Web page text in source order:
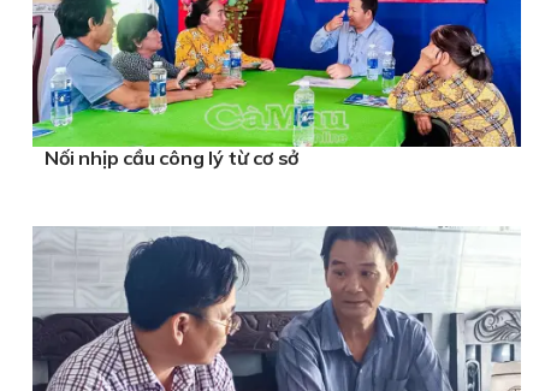
Nối nhịp cầu công lý từ cơ sở